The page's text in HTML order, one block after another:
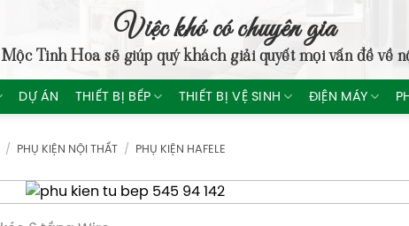
Việc khó có chuyên gia
Mộc Tinh Hoasẽ giúp quý khách giải quyết mọi vấn đề về
DỰ ÁN THIẾT BỊ BẾP THIẾT BỊ VỆ SINH ĐIỆN MÁY
/ PHỤ KIỆN NỘI THẤT / PHỤ KIỆN HAFELE